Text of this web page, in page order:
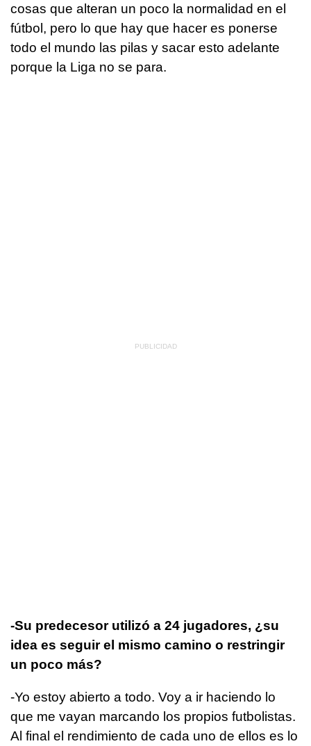
cosas que alteran un poco la normalidad en el
fútbol, pero lo que hay que hacer es ponerse
todo el mundo las pilas y sacar esto adelante
porque la Liga no se para.
-Su predecesor utilizó a 24 jugadores, ¿su
idea es seguir el mismo camino o restringir
un poco más?
-Yo estoy abierto a todo. Voy a ir haciendo lo
que me vayan marcando los propios futbolistas.
Al final el rendimiento de cada uno de ellos es lo